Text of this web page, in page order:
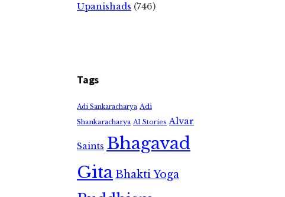
Upanishads (746)
Tags
Adi Sankaracharya Adi
Shankaracharya AI Stories Alvar
Saints Bhagavad
GitaBhakti Yoga